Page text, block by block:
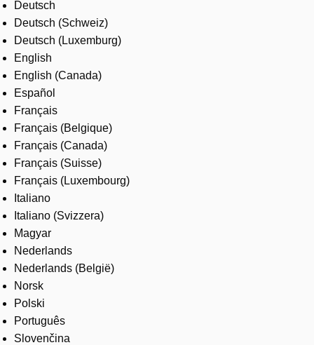
About us
Where to buy
Contact us
Careers
Deutsch
Deutsch (Schweiz)
Deutsch (Luxemburg)
English
English (Canada)
Español
Français
Français (Belgique)
Français (Canada)
Français (Suisse)
Français (Luxembourg)
Italiano
Italiano (Svizzera)
Magyar
Nederlands
Nederlands (België)
Norsk
Polski
Português
Slovenčina